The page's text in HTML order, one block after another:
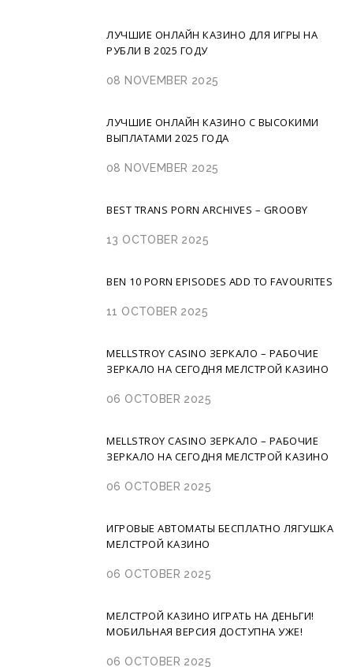
ЛУЧШИЕ ОНЛАЙН КАЗИНО ДЛЯ ИГРЫ НА
РУБЛИ В 2025 ГОДУ
08 NOVEMBER 2025
ЛУЧШИЕ ОНЛАЙН КАЗИНО С ВЫСОКИМИ
ВЫПЛАТАМИ 2025 ГОДА
08 NOVEMBER 2025
BEST TRANS PORN ARCHIVES – GROOBY
13 OCTOBER 2025
BEN 10 PORN EPISODES ADD TO FAVOURITES
11 OCTOBER 2025
MELLSTROY CASINO ЗЕРКАЛО – РАБОЧИЕ
ЗЕРКАЛО НА СЕГОДНЯ МЕЛСТРОЙ КАЗИНО
06 OCTOBER 2025
MELLSTROY CASINO ЗЕРКАЛО – РАБОЧИЕ
ЗЕРКАЛО НА СЕГОДНЯ МЕЛСТРОЙ КАЗИНО
06 OCTOBER 2025
ИГРОВЫЕ АВТОМАТЫ БЕСПЛАТНО ЛЯГУШКА
МЕЛСТРОЙ КАЗИНО
06 OCTOBER 2025
МЕЛСТРОЙ КАЗИНО ИГРАТЬ НА ДЕНЬГИ!
МОБИЛЬНАЯ ВЕРСИЯ ДОСТУПНА УЖЕ!
06 OCTOBER 2025